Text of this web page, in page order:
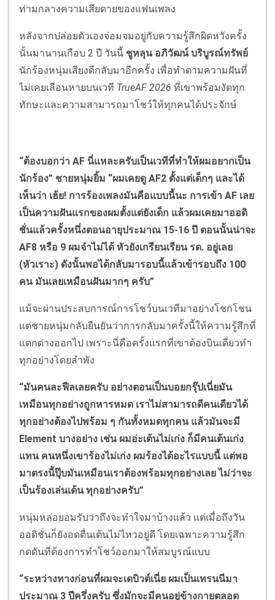
ท่ามกลางความเสียดายของแฟนเพลง
หลังจากปล่อยตัวเองจ่อมจมอยู่กับความรู้สึกผิดหวังครั้ง
นั้นมานานเกือบ 2 ปี วันนี้ ชูหลุน อภิวัฒน์ บริบูรณ์ทรัพย์
นักร้องหนุ่มเสียงดีกลับมาอีกครั้ง เพื่อทำตามความฝันที่
ไม่เคยเลือนหายบนเวที TrueAF 2026 ที่เขาพร้อมงัดทุก
ทักษะและความสามารถมาโชว์ให้ทุกคนได้ประจักษ์
“ต้องบอกว่า AF นี่แหละครับเป็นเวทีที่ทำให้ผมอยากเป็น
นักร้อง” ชายหนุ่มยิ้ม “ผมเคยดู AF2 ตั้งแต่เด็กๆ และได้
เห็นว่า เฮ้ย! การร้องเพลงมันคือแบบนี้นะ การเข้า AF เลย
เป็นความฝันแรกของผมตั้งแต่ยังเด็ก แล้วผมเคยมาออดิ
ชั่นแล้วครั้งหนึ่งตอนอายุประมาณ 15-16 ปี ตอนนั้นน่าจะ
AF8 หรือ 9 ผมจำไม่ได้ หัวยังเกรียนเรียน รด. อยู่เลย
(หัวเราะ)​ ดังนั้นพอได้กลับมารอบนี้แล้วเข้ารอบถึง 100
คน มันเลยเหมือนฝันมากๆ ครับ”
แม้จะผ่านประสบการณ์การโชว์บนเวทีมาอย่างโชกโชน
แต่ชายหนุ่มกลับยืนยันว่าการกลับมาครั้งนี้ให้ความรู้สึกที่
แตกต่างออกไป เพราะนี่คือครั้งแรกที่เขาต้องบินเดี่ยวทำ
ทุกอย่างโดยลำพัง
“มันคนละฟีลเลยครับ อย่างตอนเป็นบอยกรุ๊ปเนี่ยมัน
เหมือนทุกอย่างถูกหารหมด เราไม่สามารถดีคนเดียวได้
ทุกอย่างต้องไปพร้อม ๆ กันทั้งหมดทุกคน แล้วมันจะมี
Element บางอย่าง เช่น ผมอ่ะเต้นไม่เก่ง ก็มีคนเต้นเก่ง
แทน คนหนึ่งเขาร้องไม่เก่ง ผมร้องได้อะไรแบบนี้ แต่พอ
มาตรงนี้ปุ๊บมันเหมือนเราต้องพร้อมทุกอย่างเลย ไม่ว่าจะ
เป็นร้องเล่นเต้น ทุกอย่างครับ”
หนุ่มหล่อยอมรับว่าถึงจะทำใจมาบ้างแล้ว แต่เมื่อถึงวัน
ออดิชั่นก็ยังอดตื่นเต้นไม่ไหวอยู่ดี โดยเฉพาะความรู้สึก
กดดันที่ต้องการทำโชว์ออกมาให้สมบูรณ์แบบ
“ระหว่างทางก่อนที่ผมจะเดบิวต์เนี่ย ผมเป็นเทรนนีมา
ประมาณ 3 ปีครึ่งครับ ซึ่งมักจะมีคนอยู่ข้างกายตลอด